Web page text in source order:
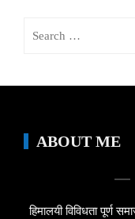
ABOUT ME
हिमालयी विविधता पूर्ण